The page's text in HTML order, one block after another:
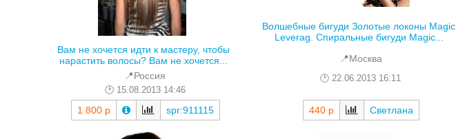
Вам не хочется идти к мастеру, чтобы
нарастить волосы? Вам не хочется...
📍Россия
15.08.2013 14:46
1 800 р spr:911115
Волшебные бигуди Золотые локоны Magic
Leverag. Спиральные бигуди Мagic...
📍Москва
22.06.2013 16:11
440 р Светлана